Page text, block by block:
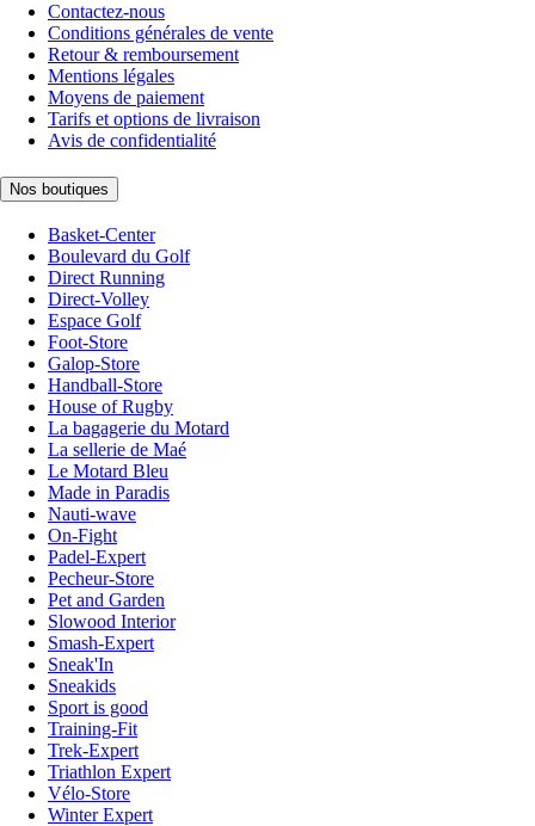
Contactez-nous
Conditions générales de vente
Retour & remboursement
Mentions légales
Moyens de paiement
Tarifs et options de livraison
Avis de confidentialité
Nos boutiques
Basket-Center
Boulevard du Golf
Direct Running
Direct-Volley
Espace Golf
Foot-Store
Galop-Store
Handball-Store
House of Rugby
La bagagerie du Motard
La sellerie de Maé
Le Motard Bleu
Made in Paradis
Nauti-wave
On-Fight
Padel-Expert
Pecheur-Store
Pet and Garden
Slowood Interior
Smash-Expert
Sneak'In
Sneakids
Sport is good
Training-Fit
Trek-Expert
Triathlon Expert
Vélo-Store
Winter Expert